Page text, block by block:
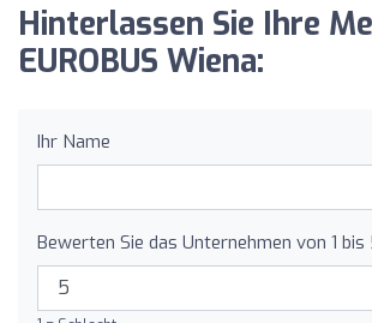
Hinterlassen Sie Ihre
EUROBUS Wiena:
Ihr Name
Bewerten Sie das Unternehmen von 1 bis